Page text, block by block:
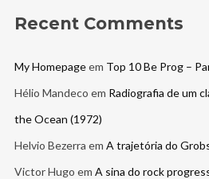
Recent Comments
My Homepageem Top 10 Be Prog –
Hélio Mandeco em Radiografia de um
the Ocean (1972)
Helvio Bezerra em A trajetória do
Victor Hugo em A sina do rock